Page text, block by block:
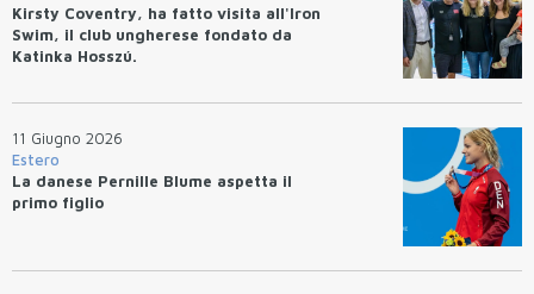
Kirsty Coventry, ha fatto visita all'Iron
Swim, il club ungherese fondato da
Katinka Hosszú.
11 Giugno 2026
Estero
La danese Pernille Blume aspetta il
primo figlio